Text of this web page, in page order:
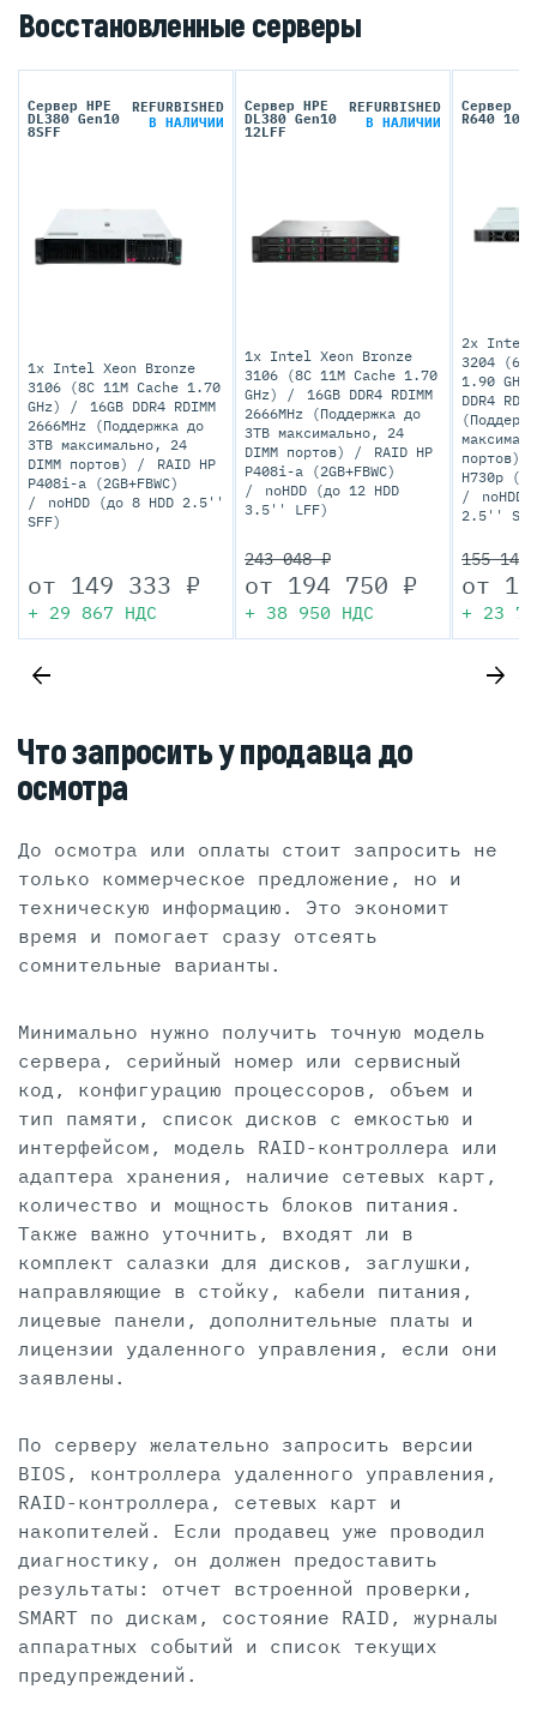
Восстановленные серверы
Сервер HPE
DL380 Gen10
8SFF
REFURBISHED
В НАЛИЧИИ
1x Intel Xeon Bronze
3106 (8C 11M Cache 1.70
GHz)
16GB DDR4 RDIMM
2666MHz (Поддержка до
3TB максимально, 24
DIMM портов)
RAID HP
P408i-a (2GB+FBWC)
noHDD (до 8 HDD 2.5''
SFF)
от 149 333 ₽
+ 29 867 НДС
Сервер HPE
DL380 Gen10
12LFF
REFURBISHED
В НАЛИЧИИ
1x Intel Xeon Bronze
3106 (8C 11M Cache 1.70
GHz)
16GB DDR4 RDIMM
2666MHz (Поддержка до
3TB максимально, 24
DIMM портов)
RAID HP
P408i-a (2GB+FBWC)
noHDD (до 12 HDD
3.5'' LFF)
243 048 ₽
от 194 750 ₽
+ 38 950 НДС
Сервер
R640
2x Intel
3204 (6C
1.90
DDR4
портов)
H730p
noHDD
2.5''
155 142
от
+ 23
Что запросить у продавца до
осмотра
До осмотра или оплаты стоит запросить не
только коммерческое предложение, но и
техническую информацию. Это экономит
время и помогает сразу отсеять
сомнительные варианты.
Минимально нужно получить точную модель
сервера, серийный номер или сервисный
код, конфигурацию процессоров, объем и
тип памяти, список дисков с емкостью и
интерфейсом, модель RAID-контроллера или
адаптера хранения, наличие сетевых карт,
количество и мощность блоков питания.
Также важно уточнить, входят ли в
комплект салазки для дисков, заглушки,
направляющие в стойку, кабели питания,
лицевые панели, дополнительные платы и
лицензии удаленного управления, если они
заявлены.
По серверу желательно запросить версии
BIOS, контроллера удаленного управления,
RAID-контроллера, сетевых карт и
накопителей. Если продавец уже проводил
диагностику, он должен предоставить
результаты: отчет встроенной проверки,
SMART по дискам, состояние RAID, журналы
аппаратных событий и список текущих
предупреждений.